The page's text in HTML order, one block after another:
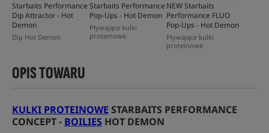
Starbaits Performance
Dip Attractor - Hot
Demon
Dip Hot Demon
Starbaits Performance
Pop-Ups - Hot Demon
Pływające kulki
proteinowe
NEW Starbaits
Performance FLUO
Pop-Ups - Hot Demon
Pływające kulki
proteinowe
OPIS TOWARU
KULKI PROTEINOWE STARBAITS PERFORMANCE
CONCEPT - BOILIES HOT DEMON